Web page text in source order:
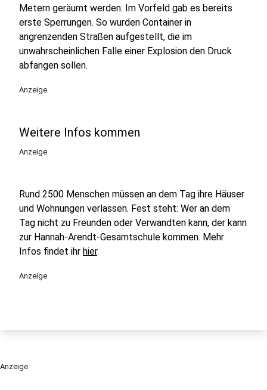
Metern geräumt werden. Im Vorfeld gab es bereits
erste Sperrungen. So wurden Container in
angrenzenden Straßen aufgestellt, die im
unwahrscheinlichen Falle einer Explosion den Druck
abfangen sollen.
Anzeige
Weitere Infos kommen
Anzeige
Rund 2500 Menschen müssen an dem Tag ihre Häuser
und Wohnungen verlassen. Fest steht: Wer an dem
Tag nicht zu Freunden oder Verwandten kann, der kann
zur Hannah-Arendt-Gesamtschule kommen. Mehr
Infos findet ihr hier.
Anzeige
Anzeige